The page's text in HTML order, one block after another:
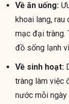
Về ăn uống:
khoai lang,
mạc đại tràng.
đồ sống lạnh
Về sinh hoạt:
tràng làm việc
nước mỗi